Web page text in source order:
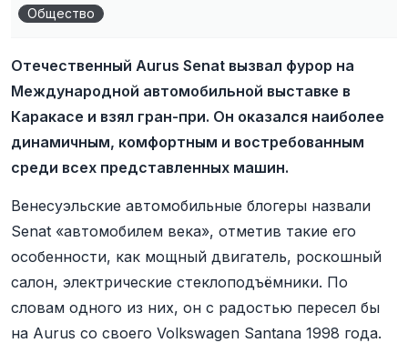
Общество
Отечественный Aurus Senat вызвал фурор на
Международной автомобильной выставке в
Каракасе и взял гран-при. Он оказался наиболее
динамичным, комфортным и востребованным
среди всех представленных машин.
Венесуэльские автомобильные блогеры назвали
Senat «автомобилем века», отметив такие его
особенности, как мощный двигатель, роскошный
салон, электрические стеклоподъёмники. По
словам одного из них, он с радостью пересел бы
на Aurus со своего Volkswagen Santana 1998 года.